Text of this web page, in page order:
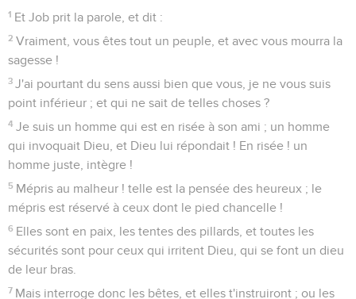
1 Et Job prit la parole, et dit :
2 Vraiment, vous êtes tout un peuple, et avec vous mourra la
sagesse !
3 J'ai pourtant du sens aussi bien que vous, je ne vous suis
point inférieur ; et qui ne sait de telles choses ?
4 Je suis un homme qui est en risée à son ami ; un homme
qui invoquait Dieu, et Dieu lui répondait ! En risée ! un
homme juste, intègre !
5 Mépris au malheur ! telle est la pensée des heureux ; le
mépris est réservé à ceux dont le pied chancelle !
6 Elles sont en paix, les tentes des pillards, et toutes les
sécurités sont pour ceux qui irritent Dieu, qui se font un dieu
de leur bras.
7 Mais interroge donc les bêtes, et elles t'instruiront ; ou les